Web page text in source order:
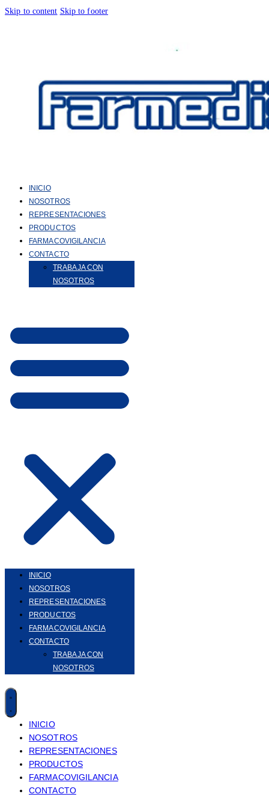
Skip to content Skip to footer
INICIO
NOSOTROS
REPRESENTACIONES
PRODUCTOS
FARMACOVIGILANCIA
CONTACTO
TRABAJA CON
NOSOTROS
INICIO
NOSOTROS
REPRESENTACIONES
PRODUCTOS
FARMACOVIGILANCIA
CONTACTO
TRABAJA CON
NOSOTROS
INICIO
NOSOTROS
REPRESENTACIONES
PRODUCTOS
FARMACOVIGILANCIA
CONTACTO